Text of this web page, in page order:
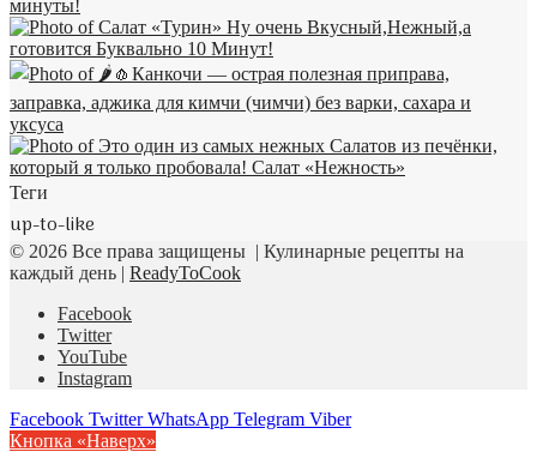
Теги
up-to-like
© 2026 Все права защищены | Кулинарные рецепты на
каждый день | ReadyToCook
Facebook
Twitter
YouTube
Instagram
Facebook Twitter WhatsApp Telegram Viber
Кнопка «Наверх»